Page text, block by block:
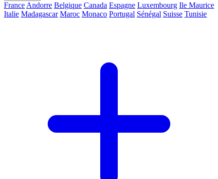
France Andorre Belgique Canada Espagne Luxembourg Ile Maurice
Italie Madagascar Maroc Monaco Portugal Sénégal Suisse Tunisie